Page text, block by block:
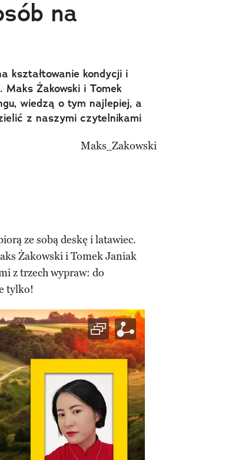
na
kształtowanie kondycji i
Żakowski i Tomek
wiedzą o tym najlepiej, a
z naszymi czytelnikami
ze sobą deskę i latawiec.
Żakowski i Tomek Janiak
z trzech wypraw: do
tylko!